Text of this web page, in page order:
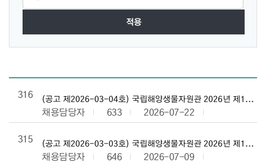
적용
채용정보 목록으로 번호, 제목, 작성자, 조회수,등록일, 첨부파일로
316
(공고 제2026-03-04호) 국립해양생물자원관 2026년 제1차 신
채용담당자 633
2026-07-22
315
(공고 제2026-03-03호) 국립해양생물자원관 2026년 제1차 신
채용담당자 646
2026-07-09